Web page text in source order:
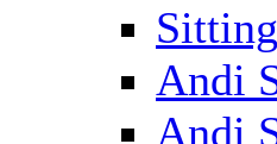
Andi
Andi